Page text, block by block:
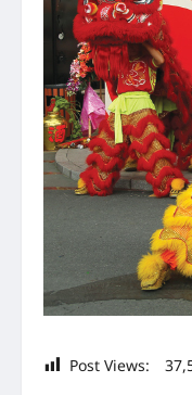
Post Views: